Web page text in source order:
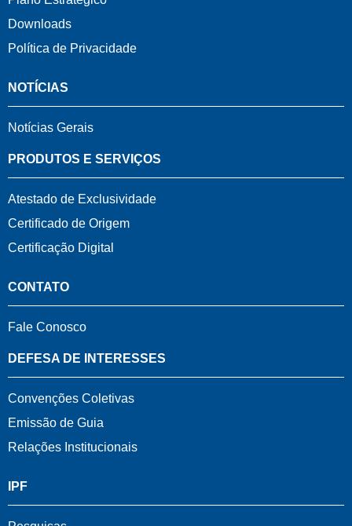
Downloads
Política de Privacidade
NOTÍCIAS
Notícias Gerais
PRODUTOS E SERVIÇOS
Atestado de Exclusividade
Certificado de Origem
Certificação Digital
CONTATO
Fale Conosco
DEFESA DE INTERESSES
Convenções Coletivas
Emissão de Guia
Relações Institucionais
IPF